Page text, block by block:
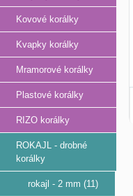
Kovové korálky
Kvapky korálky
Mramorové korálky
Plastové korálky
RIZO korálky
ROKAJL - drobné
korálky
rokajl - 2 mm (11)